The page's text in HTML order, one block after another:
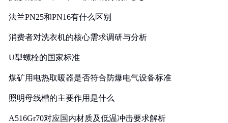
法兰PN25和PN16有什么区别
消费者对洗衣机的核心需求调研与分析
U型螺栓的国家标准
煤矿用电热取暖器是否符合防爆电气设备标准
照明母线槽的主要作用是什么
A516Gr70对应国内材质及低温冲击要求解析